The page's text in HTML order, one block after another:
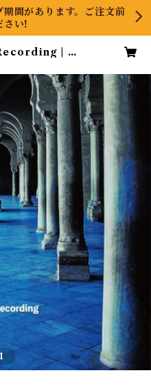
間があります。ご注文前
さい!
| Ak